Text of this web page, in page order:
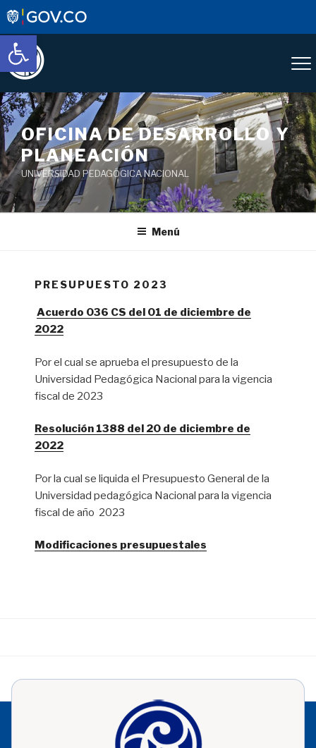
Abrir barra de herramientas
OFICINA DE DESARROLLO Y
PLANEACIÓN
UNIVERSIDAD PEDAGÓGICA NACIONAL
Menú
PRESUPUESTO 2023
Acuerdo 036 CS del 01 de diciembre de
2022
Por el cual se aprueba el presupuesto de la
Universidad Pedagógica Nacional para la vigencia
fiscal de 2023
Resolución 1388 del 20 de diciembre de
2022
Por la cual se liquida el Presupuesto General de la
Universidad pedagógica Nacional para la vigencia
fiscal de año 2023
Modificaciones presupuestales